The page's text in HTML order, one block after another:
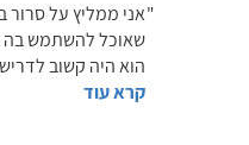
אני ממליץ על סרור
שאוכל להשתמש בה
הוא היה קשוב
קרא עוד